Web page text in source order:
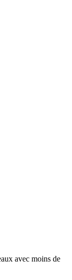
avec moins de